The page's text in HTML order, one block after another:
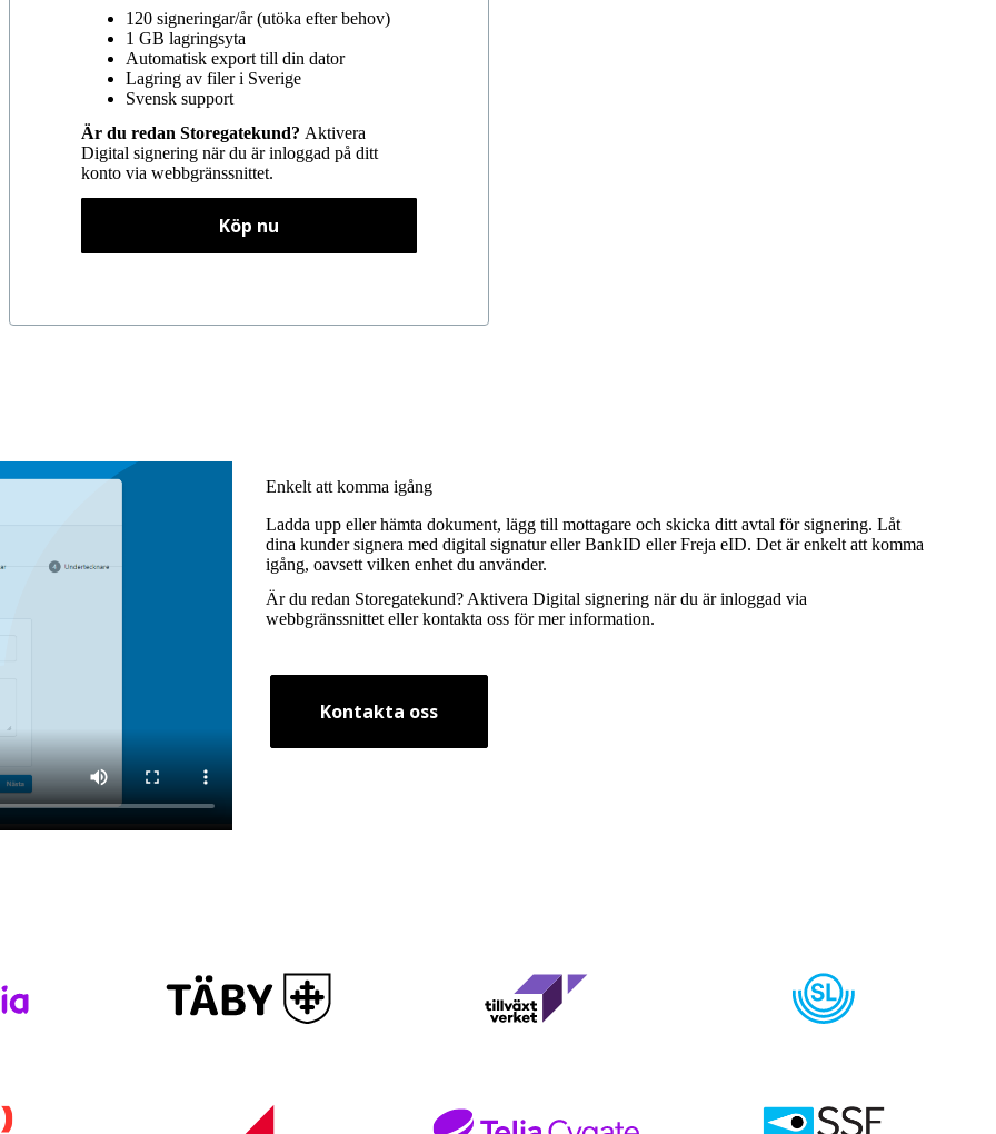
120 signeringar/år (utöka efter behov)
1 GB lagringsyta
Automatisk export till din dator
Lagring av filer i Sverige
Svensk support
Är du redan Storegatekund? Aktivera
Digital signering när du är inloggad på ditt
konto via webbgränssnittet.
Köp nu
Enkelt att komma igång
Ladda upp eller hämta dokument, lägg till mottagare och skicka ditt avtal för signering. Låt
dina kunder signera med digital signatur eller BankID eller Freja eID. Det är enkelt att komma
igång, oavsett vilken enhet du använder.
Är du redan Storegatekund? Aktivera Digital signering när du är inloggad via
webbgränssnittet ellerkontakta oss för mer information.
Kontakta oss